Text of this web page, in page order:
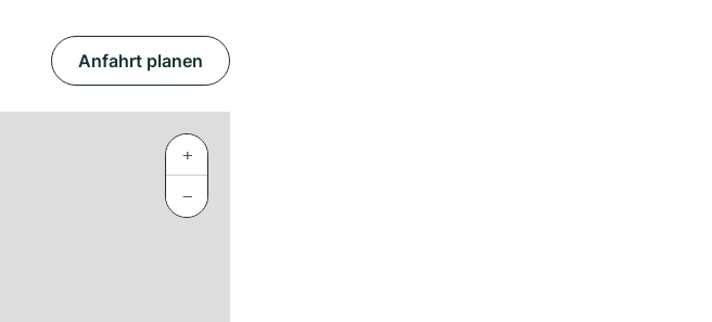
Anfahrt planen
+
−